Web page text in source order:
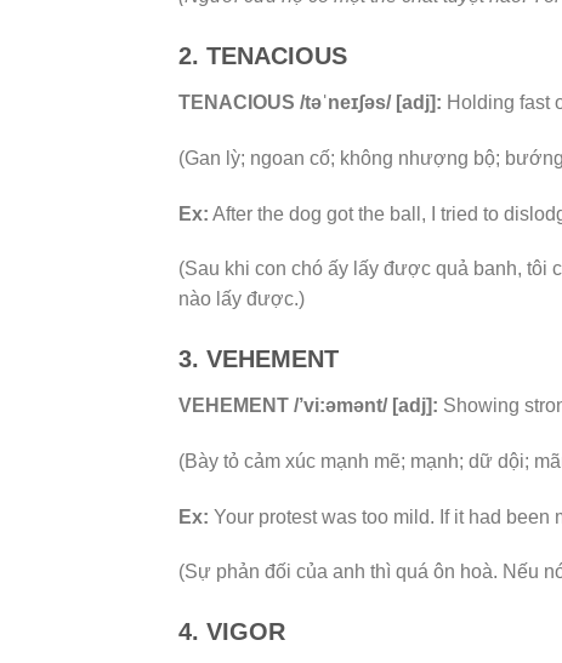
2. TENACIOUS
TENACIOUS /təˈneɪʃəs/ [adj]: Holding fast
(Gan lỳ; ngoan cố; không nhượng bộ;
Ex: After the dog got the ball, I tried to
(Sau khi con chó ấy lấy được quả banh, tôi
nào lấy được.)
3. VEHEMENT
VEHEMENT /’vi:əmənt/ [adj]: Showing
(Bày tỏ cảm xúc mạnh mẽ; mạnh; dữ dội;
Ex: Your protest was too mild. If it had been
(Sự phản đối của anh thì quá ôn hoà. Nếu
4. VIGOR